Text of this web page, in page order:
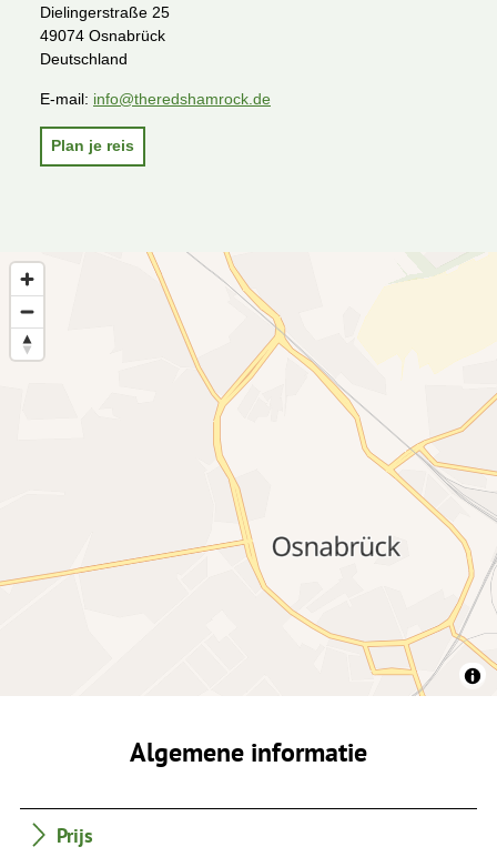
Dielingerstraße 25
49074 Osnabrück
Deutschland
E-mail: info@theredshamrock.de
Plan je reis
Algemene informatie
Prijs